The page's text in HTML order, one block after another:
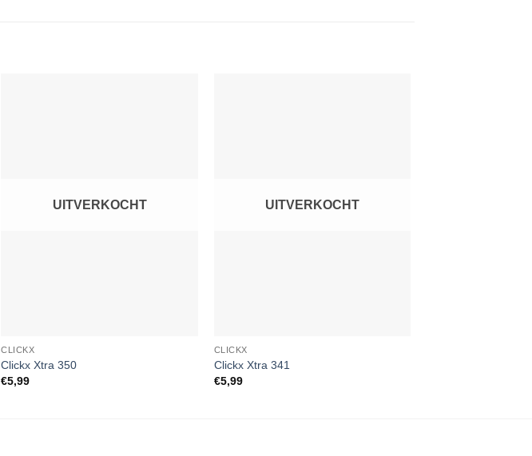
UITVERKOCHT
CLICKX
Clickx Xtra 350
€5,99
UITVERKOCHT
CLICKX
Clickx Xtra 341
€5,99